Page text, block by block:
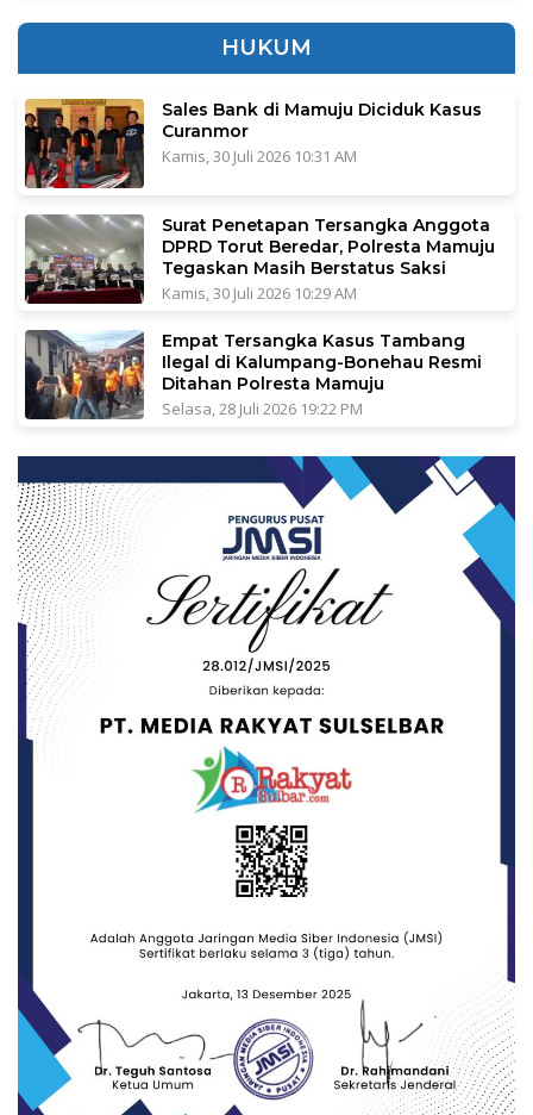
HUKUM
Sales Bank di Mamuju Diciduk Kasus
Curanmor
Kamis, 30 Juli 2026 10:31 AM
Surat Penetapan Tersangka Anggota
DPRD Torut Beredar, Polresta Mamuju
Tegaskan Masih Berstatus Saksi
Kamis, 30 Juli 2026 10:29 AM
Empat Tersangka Kasus Tambang
Ilegal di Kalumpang-Bonehau Resmi
Ditahan Polresta Mamuju
Selasa, 28 Juli 2026 19:22 PM